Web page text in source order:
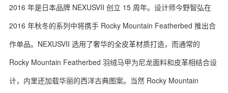
2016 年是日本品牌 NEXUSVII 创立 15 周年。设计师今野智弘在
2016 年秋冬的系列中将携手 Rocky Mountain Featherbed 推出合
作单品。NEXUSVII 选用了奢华的全皮革材质打造，而通常的
Rocky Mountain Featherbed 羽绒马甲为尼龙面料和皮革相结合设
计，内里还加载华丽的西洋古典图案。当然 Rocky Mountain